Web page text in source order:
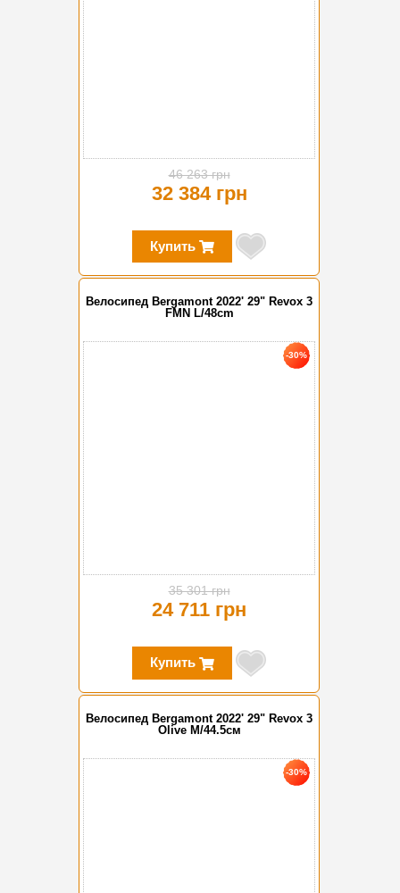
46 263 грн
32 384 грн
Купить
Велосипед Bergamont 2022' 29" Revox 3
FMN L/48cm
-30%
35 301 грн
24 711 грн
Купить
Велосипед Bergamont 2022' 29" Revox 3
Olive M/44.5см
-30%